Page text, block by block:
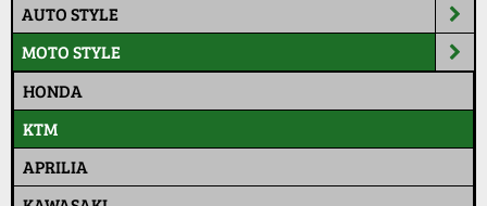
AUTO STYLE
MOTO STYLE
HONDA
KTM
APRILIA